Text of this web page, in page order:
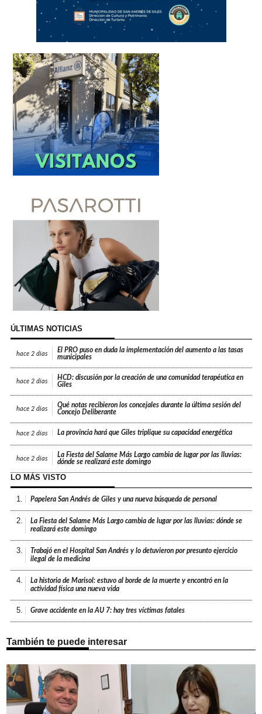
ÚLTIMAS NOTICIAS
hace 2 días
El PRO puso en duda la implementación del aumento a las tasas
municipales
hace 2 días
HCD: discusión por la creación de una comunidad terapéutica en
Giles
hace 2 días
Qué notas recibieron los concejales durante la última sesión del
Concejo Deliberante
hace 2 días La provincia hará que Giles triplique su capacidad energética
hace 2 días
La Fiesta del Salame Más Largo cambia de lugar por las lluvias:
dónde se realizará este domingo
LO MÁS VISTO
1. Papelera San Andrés de Giles y una nueva búsqueda de personal
2.
La Fiesta del Salame Más Largo cambia de lugar por las lluvias: dónde se
realizará este domingo
3.
Trabajó en el Hospital San Andrés y lo detuvieron por presunto ejercicio
ilegal de la medicina
4.
La historia de Marisol: estuvo al borde de la muerte y encontró en la
actividad física una nueva vida
5. Grave accidente en la AU 7: hay tres víctimas fatales
También te puede interesar